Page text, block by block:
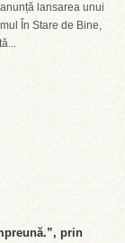
lansarea unui
În Stare de Bine,
prin